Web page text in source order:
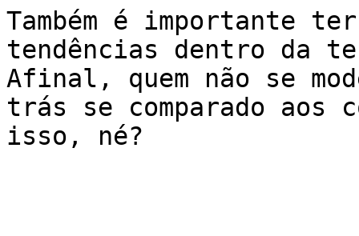
Também é importante
tendências dentro da
Afinal, quem não se
trás se comparado aos
isso, né?